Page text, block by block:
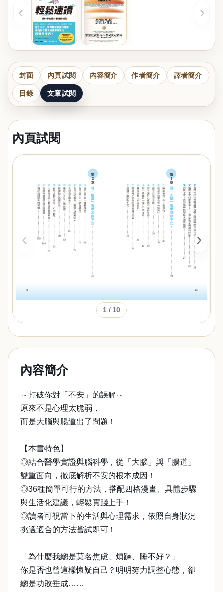
‹ ›
封面 內頁試閱 內容簡介 作者簡介 譯者簡介
目錄 文章試閱
內頁試閱
‹ ›
1 / 10
內容簡介
～打破你對「不安」的誤解～
原來不是心理太脆弱，
而是大腦與腸道出了問題！
【本書特色】
◎結合醫學實證與腦科學，從「大腦」與「腸道」
雙重面向，徹底解析不安的根本成因！
◎36種簡單可行的方法，搭配四格漫畫、具體步驟
與生活化建議，輕鬆實踐上手！
◎讀者可視當下的生活與心理需求，依照自身狀況
挑選適合的方法嘗試即可！
「為什麼我總是莫名焦慮、煩躁、睡不好？」
你是否也曾這樣懷疑自己？明明努力調整心態，卻
總是功敗垂成……